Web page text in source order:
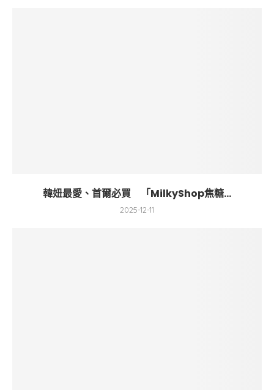
韓妞最愛、首爾必買 「MilkyShop焦糖...
2025-12-11